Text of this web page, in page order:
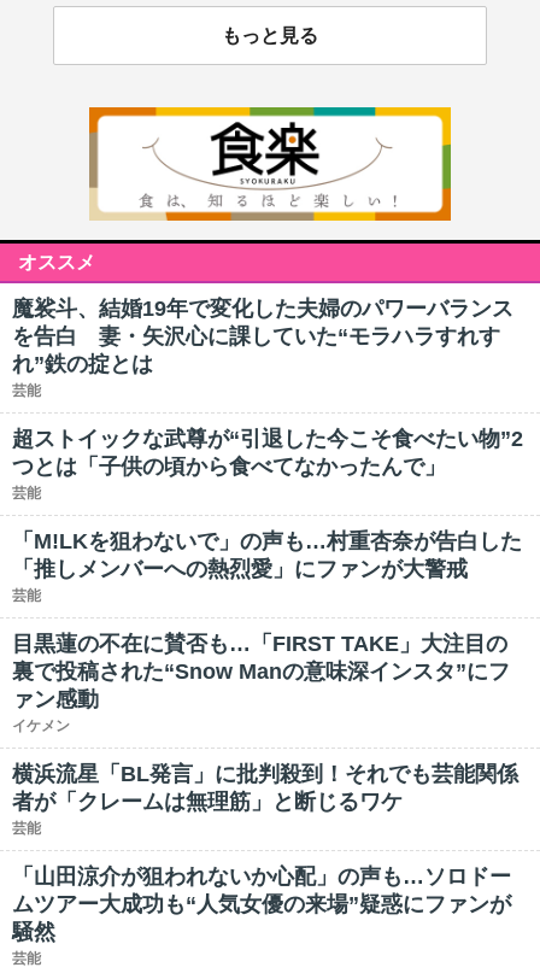
もっと見る
オススメ
魔裟斗、結婚19年で変化した夫婦のパワーバランス
を告白 妻・矢沢心に課していた“モラハラすれす
れ”鉄の掟とは
芸能
超ストイックな武尊が“引退した今こそ食べたい物”2
つとは「子供の頃から食べてなかったんで」
芸能
「M!LKを狙わないで」の声も…村重杏奈が告白した
「推しメンバーへの熱烈愛」にファンが大警戒
芸能
目黒蓮の不在に賛否も…「FIRST TAKE」大注目の
裏で投稿された“Snow Manの意味深インスタ”にフ
ァン感動
イケメン
横浜流星「BL発言」に批判殺到！それでも芸能関係
者が「クレームは無理筋」と断じるワケ
芸能
「山田涼介が狙われないか心配」の声も…ソロドー
ムツアー大成功も“人気女優の来場”疑惑にファンが
騒然
芸能